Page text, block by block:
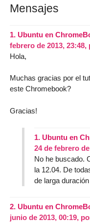
Mensajes
1. Ubuntu en
febrero de 2013, 23:48,
Hola,
Muchas gracias por el
este Chromebook?
Gracias!
1. Ubuntu en
24 de febrero
No he buscado.
la 12.04. De
de larga
2. Ubuntu en
junio de 2013, 00:19,